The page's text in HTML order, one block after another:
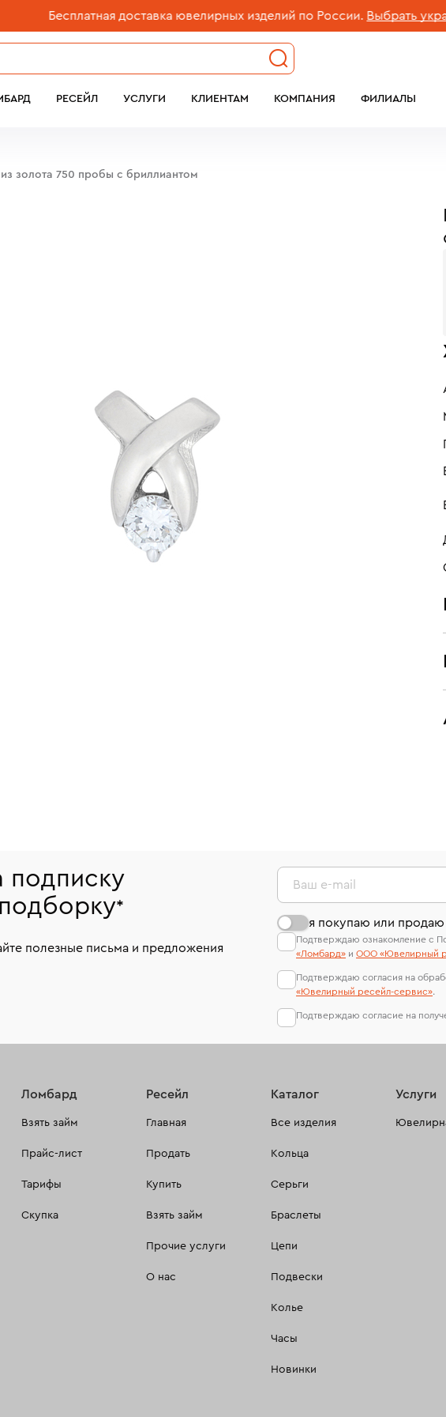
Бесплатная доставка ювелирных изделий по России. Выбрать
РЕСЕЙЛ УСЛУГИ КЛИЕНТАМ КОМПАНИЯ ФИЛИАЛЫ
золота 750 пробы c бриллиантом
подписку
*
полезные письма и предложения
Ваш e-mail
я покупаю или
Подтверждаю ознакомление с
«Ломбард» и ООО «Ювелирный
Подтверждаю согласия на
«Ювелирный ресейл-сервиc».
Подтверждаю согласие на
Ломбард
Взять займ
Прайс-лист
Тарифы
Скупка
Ресейл
Главная
Продать
Купить
Взять займ
Прочие услуги
О нас
Каталог
Все изделия
Кольца
Серьги
Браслеты
Цепи
Подвески
Колье
Часы
Новинки
Услуги